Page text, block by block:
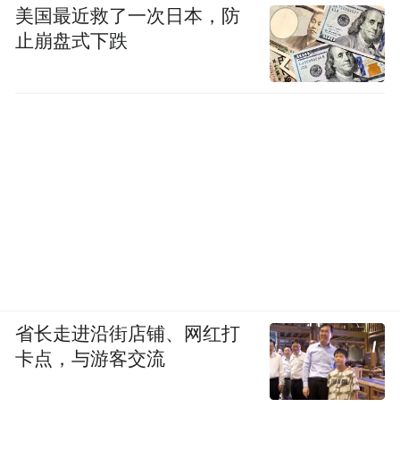
美国最近救了一次日本，防
止崩盘式下跌
省长走进沿街店铺、网红打
卡点，与游客交流